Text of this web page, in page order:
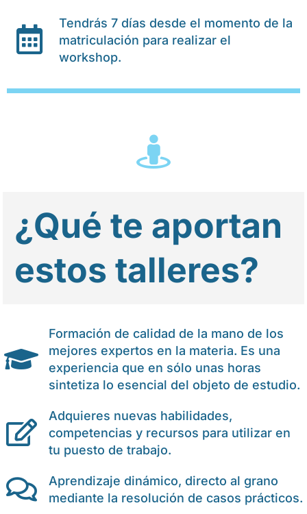
Tendrás 7 días desde el momento de la
matriculación para realizar el
workshop.
¿Qué te aportan
estos talleres?
Formación de calidad de la mano de los
mejores expertos en la materia. Es una
experiencia que en sólo unas horas
sintetiza lo esencial del objeto de estudio.
Adquieres nuevas habilidades,
competencias y recursos para utilizar en
tu puesto de trabajo.
Aprendizaje dinámico, directo al grano
mediante la resolución de casos prácticos.